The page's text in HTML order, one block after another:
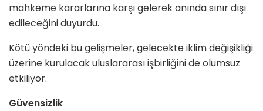
mahkeme kararlarına karşı gelerek anında sınır dışı
edileceğini duyurdu.
Kötü yöndeki bu gelişmeler, gelecekte iklim değişikliği
üzerine kurulacak uluslararası işbirliğini de olumsuz
etkiliyor.
Güvensizlik